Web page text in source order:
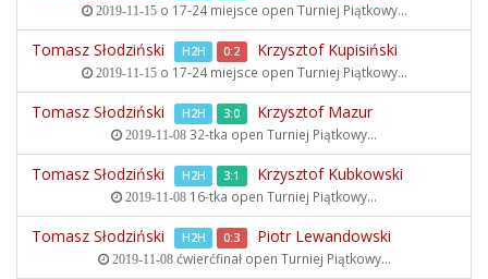
2019-11-15o 17-24 miejsce open Turniej Piątkowy...
Tomasz Słodziński H2H 0:2 Krzysztof Kupisiński
2019-11-15o 17-24 miejsce open Turniej Piątkowy...
Tomasz Słodziński H2H 3:0 Krzysztof Mazur
2019-11-08 32-tka open Turniej Piątkowy...
Tomasz Słodziński H2H 3:1 Krzysztof Kubkowski
2019-11-08 16-tka open Turniej Piątkowy...
Tomasz Słodziński H2H 0:3 Piotr Lewandowski
2019-11-08ćwierćfinał open Turniej Piątkowy...